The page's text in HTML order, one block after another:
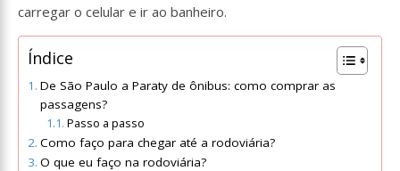
carregar o celular e ir ao banheiro.
Índice
De São Paulo a Paraty de ônibus: como comprar as
passagens?
Passo a passo
Como faço para chegar até a rodoviária?
O que eu faço na rodoviária?